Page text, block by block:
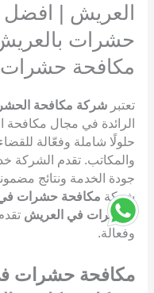
العريش |
حشرات
مكافحة
تعتبر شركة مكافحة
الرائدة في مجال
حلولًا شاملة وفعّالة
والمكاتب. تقدم الشركة
جودة الخدمة ونتائج
شركة مكافحة حشرات
الحشرات في العريش
وفعالة.
مكافحة حشرات